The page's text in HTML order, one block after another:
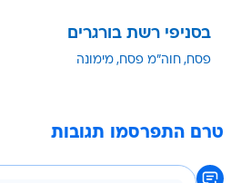
בסניפי רשת בורגרים
פסח חוה"מ פסח מימונה
טרם התפרסמו תגובות